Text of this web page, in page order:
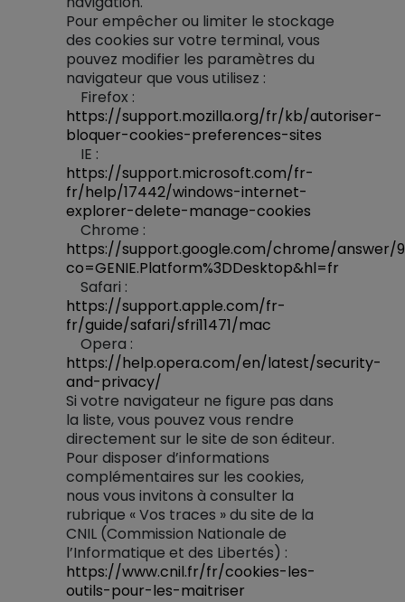
Pour empêcher ou limiter le stockage
des cookies sur votre terminal, vous
pouvez modifier les paramètres du
navigateur que vous utilisez :
Firefox :
https://support.mozilla.org/fr/kb/autoriser-
bloquer-cookies-preferences-sites
IE :
https://support.microsoft.com/fr-
fr/help/17442/windows-internet-
explorer-delete-manage-cookies
Chrome :
https://support.google.com/chrome/answer/
co=GENIE.Platform%3DDesktop&hl=fr
Safari :
https://support.apple.com/fr-
fr/guide/safari/sfri11471/mac
Opera :
https://help.opera.com/en/latest/security-
and-privacy/
Si votre navigateur ne figure pas dans
la liste, vous pouvez vous rendre
directement sur le site de son éditeur.
Pour disposer d’informations
complémentaires sur les cookies,
nous vous invitons à consulter la
rubrique « Vos traces » du site de la
CNIL (Commission Nationale de
l’Informatique et des Libertés) :
https://www.cnil.fr/fr/cookies-les-
outils-pour-les-maitriser